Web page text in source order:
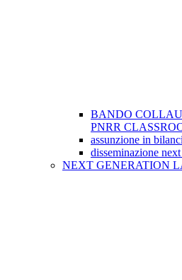
BANDO
PNRR
assunzione in
disseminazione
NEXT GENERATION